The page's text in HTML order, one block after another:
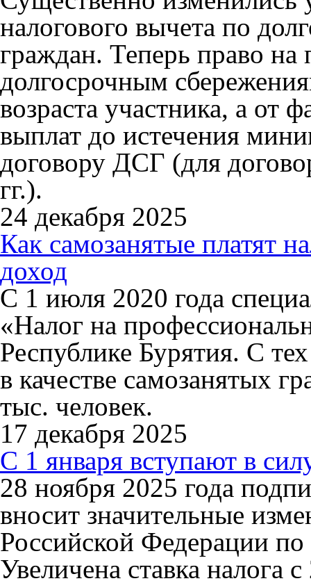
налогового вычета по
граждан. Теперь право на
долгосрочным
возраста участника, а от
выплат до истечения
договору ДСГ (для
гг.).
24 декабря 2025
Как самозанятые платят
доход
С 1 июля 2020 года
«Налог на
Республике Бурятия. С
в качестве самозанятых
тыс. человек.
17 декабря 2025
С 1 января вступают в
28 ноября 2025 года
вносит значительные
Российской Федерации
Увеличена ставка налога